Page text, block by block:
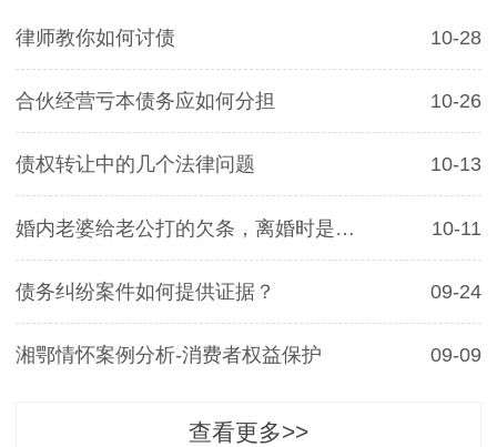
律师教你如何讨债 10-28
合伙经营亏本债务应如何分担 10-26
债权转让中的几个法律问题 10-13
婚内老婆给老公打的欠条，离婚时是否有效 10-11
债务纠纷案件如何提供证据？ 09-24
湘鄂情怀案例分析-消费者权益保护 09-09
查看更多>>